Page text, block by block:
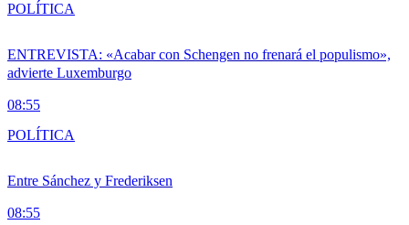
ENTREVISTA: «Acabar con Schengen no frenará el populismo»,
advierte Luxemburgo
08:55
POLÍTICA
Entre Sánchez y Frederiksen
08:55
POLÍTICA